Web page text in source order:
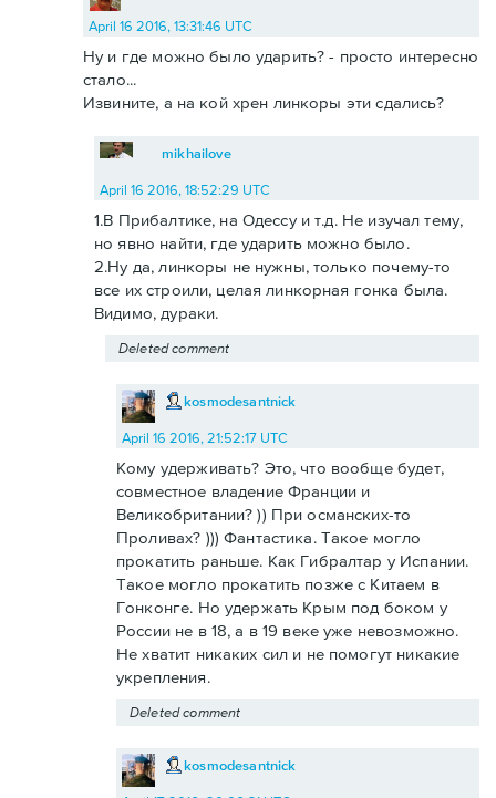
April 16 2016, 13:31:46 UTC
Ну и где можно было ударить? - просто интересно
стало...
Извините, а на кой хрен линкоры эти сдались?
mikhailove
April 16 2016, 18:52:29 UTC
1.В Прибалтике, на Одессу и т.д. Не изучал тему,
но явно найти, где ударить можно было.
2.Ну да, линкоры не нужны, только почему-то
все их строили, целая линкорная гонка была.
Видимо, дураки.
Deleted comment
kosmodesantnick
April 16 2016, 21:52:17 UTC
Кому удерживать? Это, что вообще будет,
совместное владение Франции и
Великобритании? )) При османских-то
Проливах? ))) Фантастика. Такое могло
прокатить раньше. Как Гибралтар у Испании.
Такое могло прокатить позже с Китаем в
Гонконге. Но удержать Крым под боком у
России не в 18, а в 19 веке уже невозможно.
Не хватит никаких сил и не помогут никакие
укрепления.
Deleted comment
kosmodesantnick